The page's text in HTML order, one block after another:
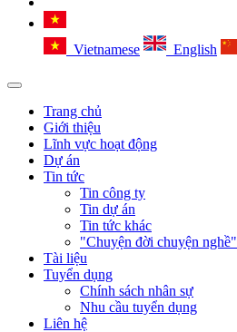
Vietnamese English
Trang chủ
Giới thiệu
Lĩnh vực hoạt động
Dự án
Tin tức
Tin công ty
Tin dự án
Tin tức khác
"Chuyện đời chuyện nghề"
Tài liệu
Tuyển dụng
Chính sách nhân sự
Nhu cầu tuyển dụng
Liên hệ